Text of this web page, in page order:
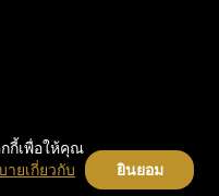
กี้เพื่อให้คุณ
ยเกี่ยวกับ
ยินยอม